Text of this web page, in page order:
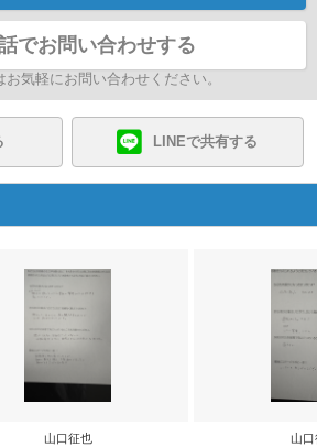
でお問い合わせする
気軽にお問い合わせください。
LINEで共有する
山口征也 山